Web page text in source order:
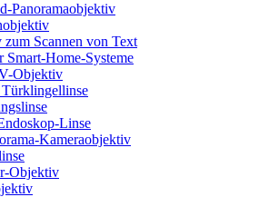
Panoramaobjektiv
Scannen von Text
Smart-Home-Systeme
Objektiv
Linse
Kameraobjektiv
Objektiv